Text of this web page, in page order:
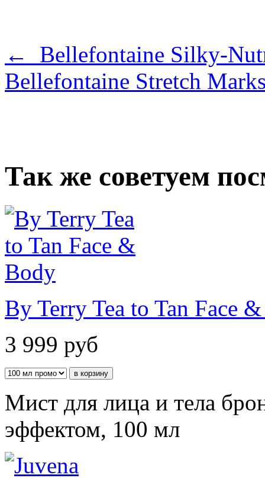
← Bellefontaine Silky-
Bellefontaine Stretch
Так же советуем
By Terry Tea to Tan Face
3 999 руб
Мист для лица и тела
эффектом, 100 мл